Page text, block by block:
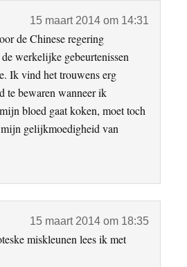
15 maart 2014 om 14:31
de Chinese regering
werkelijke gebeurtenissen
Ik vind het trouwens erg
te bewaren wanneer ik
bloed gaat koken, moet toch
gelijkmoedigheid van
15 maart 2014 om 18:35
miskleunen lees ik met